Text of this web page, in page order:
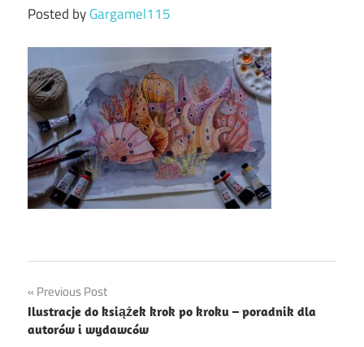
Posted byGargamel115
Nawigacja
wpisu
Previous Post
Ilustracje do książek krok po kroku – poradnik dla
autorów i wydawców